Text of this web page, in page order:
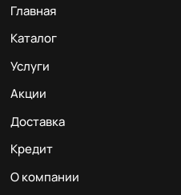
Главная
Каталог
Услуги
Акции
Доставка
Кредит
О компании